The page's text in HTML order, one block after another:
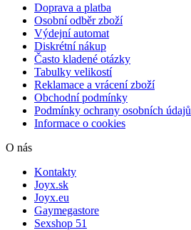
Doprava a platba
Osobní odběr zboží
Výdejní automat
Diskrétní nákup
Často kladené otázky
Tabulky velikostí
Reklamace a vrácení zboží
Obchodní podmínky
Podmínky ochrany osobních údajů
Informace o cookies
O nás
Kontakty
Joyx.sk
Joyx.eu
Gaymegastore
Sexshop 51